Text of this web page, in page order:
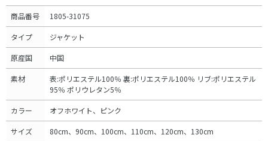
商品番号 1805-31075
タイプ ジャケット
原産国 中国
素材
表:ポリエステル100％ 裏:ポリエステル100％ リブ:ポリエステル
95％ ポリウレタン5％
カラー オフホワイト、ピンク
サイズ 80cm、90cm、100cm、110cm、120cm、130cm